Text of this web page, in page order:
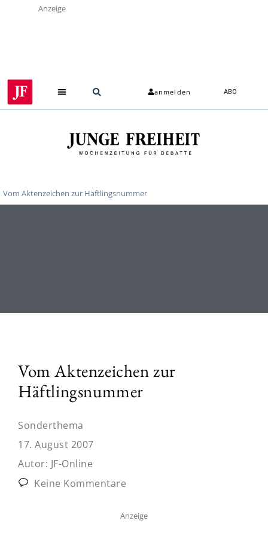
Anzeige
anmelden ABO
Vom Aktenzeichen zur Häftlingsnummer
Vom Aktenzeichen zur
Häftlingsnummer
Sonderthema
17. August 2007
Autor: JF-Online
Keine Kommentare
Anzeige